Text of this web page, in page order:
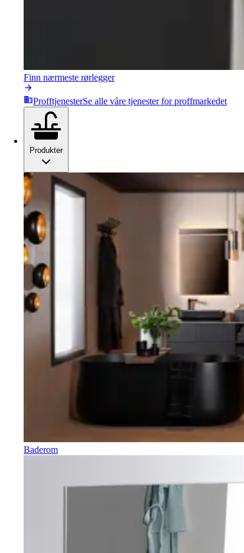
Finn nærmeste rørlegger
ProfftjenesterSe alle våre tjenester for proffmarkedet
Produkter
Baderom